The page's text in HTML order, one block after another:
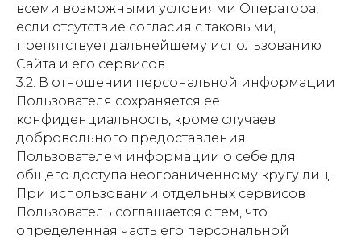
всеми возможными условиями Оператора,
если отсутствие согласия с таковыми,
препятствует дальнейшему использованию
Сайта и его сервисов.
3.2. В отношении персональной информации
Пользователя сохраняется ее
конфиденциальность, кроме случаев
добровольного предоставления
Пользователем информации о себе для
общего доступа неограниченному кругу лиц.
При использовании отдельных сервисов
Пользователь соглашается с тем, что
определенная часть его персональной